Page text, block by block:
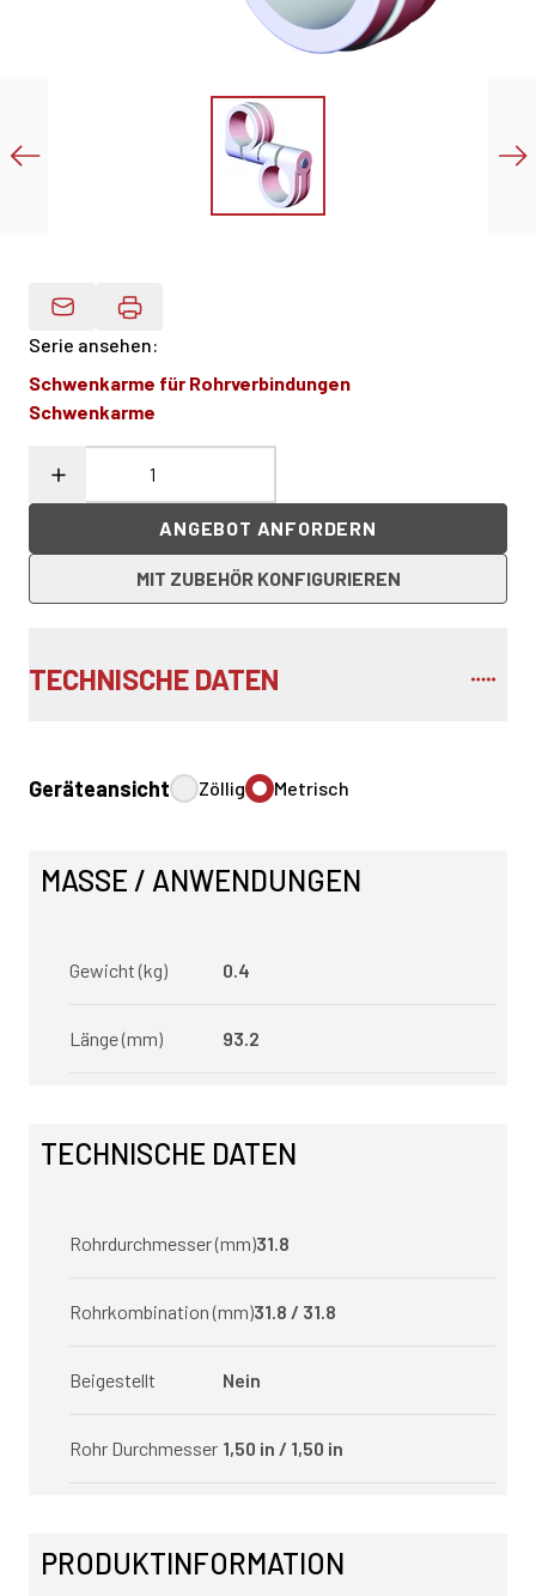
Produktdaten Per E-Mail
Serie ansehen:
Schwenkarme für Rohrverbindungen
Schwenkarme
ANGEBOT ANFORDERN
MIT ZUBEHÖR KONFIGURIEREN
TECHNISCHE DATEN
Geräteansicht Zöllig Metrisch
MASSE / ANWENDUNGEN
Gewicht (kg) 0.4
Länge (mm) 93.2
TECHNISCHE DATEN
Rohrdurchmesser (mm)31.8
Rohrkombination (mm)31.8 / 31.8
Beigestellt Nein
Rohr Durchmesser 1,50 in / 1,50 in
PRODUKTINFORMATION